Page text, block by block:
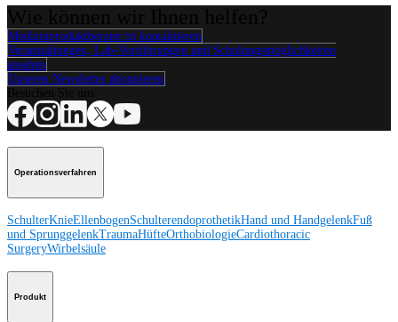
Medizinproduktberater:in kontaktieren
Veranstaltungen, Lab-Vorführungen und Schulungsmöglichkeiten
ansehen
Unseren Newsletter abonnieren
Operationsverfahren
SchulterKnieEllenbogenSchulterendoprothetikHand und HandgelenkFuß
und SprunggelenkTraumaHüfteOrthobiologieCardiothoracic
SurgeryWirbelsäule
Produkt